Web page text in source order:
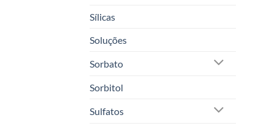
Sílicas
Soluções
Sorbato
Sorbitol
Sulfatos